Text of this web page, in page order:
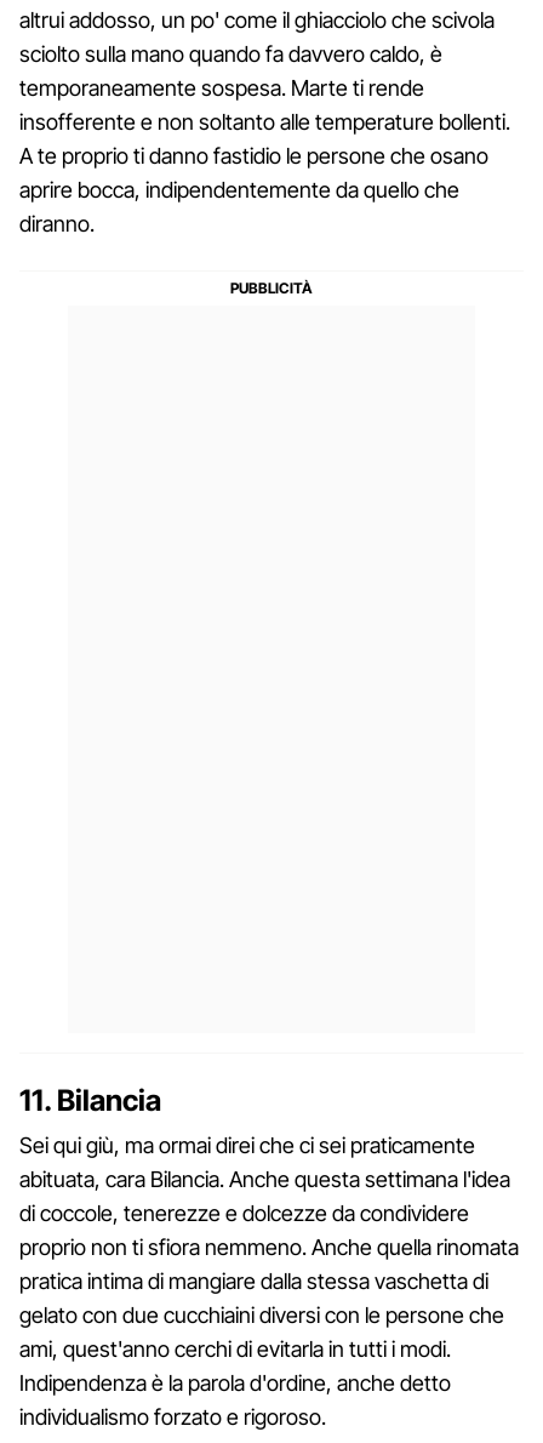
altrui addosso, un po' come il ghiacciolo che scivola
sciolto sulla mano quando fa davvero caldo, è
temporaneamente sospesa. Marte ti rende
insofferente e non soltanto alle temperature bollenti.
A te proprio ti danno fastidio le persone che osano
aprire bocca, indipendentemente da quello che
diranno.
11. Bilancia
Sei qui giù, ma ormai direi che ci sei praticamente
abituata, cara Bilancia. Anche questa settimana l'idea
di coccole, tenerezze e dolcezze da condividere
proprio non ti sfiora nemmeno. Anche quella rinomata
pratica intima di mangiare dalla stessa vaschetta di
gelato con due cucchiaini diversi con le persone che
ami, quest'anno cerchi di evitarla in tutti i modi.
Indipendenza è la parola d'ordine, anche detto
individualismo forzato e rigoroso.